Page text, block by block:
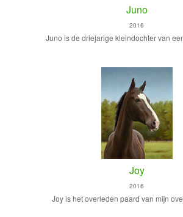
Juno
2016
Juno is de driejarige kleindochter van
Joy
2016
Joy is het overleden paard van mijn